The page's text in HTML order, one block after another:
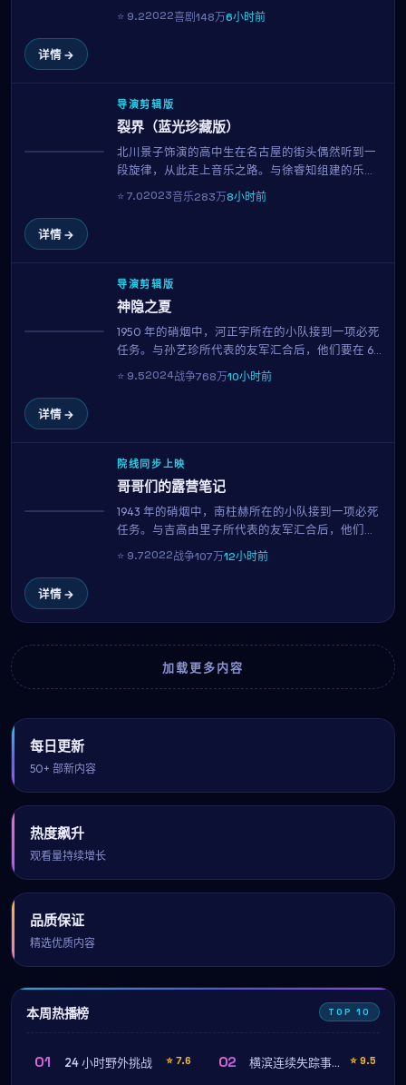
的房东讨房租。南柱赫用招牌的呆萌表演，把一地
鸡毛的生活过出了笑中带泪的味道。金知云的喜剧
⭐ 9.22022喜剧148万6小时前
详情 →
导演剪辑版
裂界（蓝光珍藏版）
北川景子饰演的高中生在名古屋的街头偶然听到一
段旋律，从此走上音乐之路。与徐睿知组建的乐队
从无人问津到登上 Budokan，每一首原创歌曲都成
为青春的注脚。李焕庆用近乎纪录片的真实感，献
⭐7.02023音乐283万8小时前
详情 →
导演剪辑版
神隐之夏
1950 年的硝烟中，河正宇所在的小队接到一项必死
任务。与孙艺珍所代表的友军汇合后，他们要在 62
小时内完成不可能。李俊益以克制的笔触，呈现了
战争中最微小却最珍贵的人性微光。
⭐ 9.52024战争768万10小时前
详情 →
院线同步上映
哥哥们的露营笔记
1943 年的硝烟中，南柱赫所在的小队接到一项必死
任务。与吉高由里子所代表的友军汇合后，他们要
在 88 小时内完成不可能。罗泓轸以克制的笔触，
呈现了战争中最微小却最珍贵的人性微光。
⭐ 9.72022战争107万12小时前
详情 →
加载更多内容
每日更新
50+ 部新内容
热度飙升
观看量持续增长
品质保证
精选优质内容
本周热播榜 TOP 10
01 24 小时野外挑战 ⭐ 7.6 02 横滨连续失踪事件（蓝光珍藏版） ⭐ 9.5